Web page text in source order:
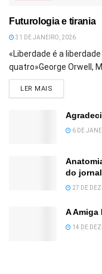
Futurologia e tirania
31 DE JANEIRO, 2026
«Liberdade é a
quatro»George Orwell,
LER MAIS
6 DE
do
27 DE
A Amiga
14 DE